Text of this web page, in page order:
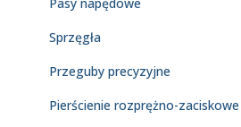
Sprzęgła
Przeguby precyzyjne
Pierścienie rozprężno-zaciskowe